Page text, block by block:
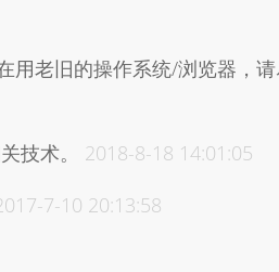
用老旧的操作系统/浏览器，
技术。
2018-8-18 14:01:05
7-10 20:13:58